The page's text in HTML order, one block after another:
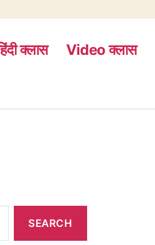
अंतर
क्लास Video क्लास